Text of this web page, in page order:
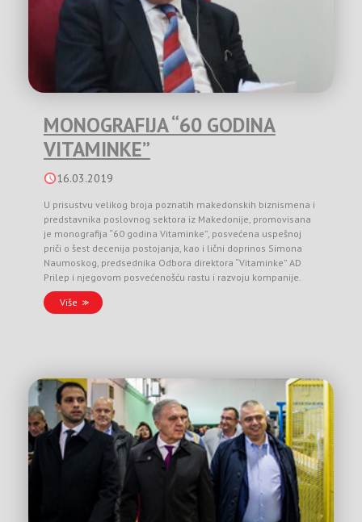
MONOGRAFIJA “60 GODINA
VITAMINKE”
16.03.2019
U prisustvu velikog broja poznatih makedonskih biznismena i
predstavnika poslovnog sektora iz Makedonije, promovisana
je monografija “60 godina Vitaminke”, posvećena uspešnoj
priči o šest decenija postojanja, kao i lični doprinos Simona
Naumoskog, predsednika Odbora direktora “Vitaminke” AD
Prilep i njegovom posvećenošću rastu i razvoju kompanije.
Više